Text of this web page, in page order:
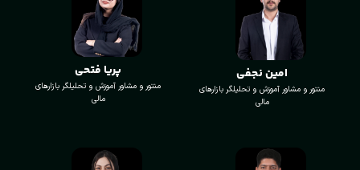
امین نجفی
منتور و مشاور آموزش و تحلیلگر بازارهای
مالی
پریا فتحی
منتور و مشاور آموزش و تحلیلگر بازارهای
مالی